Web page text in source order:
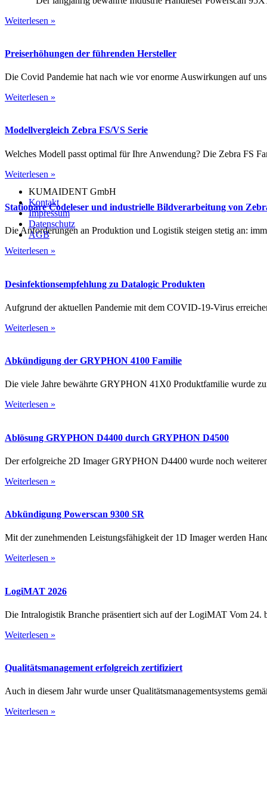
Weiterlesen »
Preiserhöhungen der führenden Hersteller
Die Covid Pandemie hat nach wie vor enorme Auswirkungen auf
Weiterlesen »
Modellvergleich Zebra FS/VS Serie
Welches Modell passt optimal für Ihre Anwendung? Die Zebra FS
Weiterlesen »
Stationäre Codeleser und industrielle Bildverarbeitung von
Die Anforderungen an Produktion und Logistik steigen stetig an:
Weiterlesen »
Desinfektionsempfehlung zu Datalogic Produkten
Aufgrund der aktuellen Pandemie mit dem COVID-19-Virus
Weiterlesen »
Abkündigung der GRYPHON 4100 Familie
Die viele Jahre bewährte GRYPHON 41X0 Produktfamilie wurde
Weiterlesen »
Ablösung GRYPHON D4400 durch GRYPHON D4500
Der erfolgreiche 2D Imager GRYPHON D4400 wurde noch
Weiterlesen »
Abkündigung Powerscan 9300 SR
Mit der zunehmenden Leistungsfähigkeit der 1D Imager werden
Weiterlesen »
LogiMAT 2026
Die Intralogistik Branche präsentiert sich auf der LogiMAT Vom
Weiterlesen »
Qualitäts­management erfolgreich zertifiziert
Auch in diesem Jahr wurde unser Qualitäts­management­systems
Weiterlesen »
KUMAIDENT GmbH
Kontakt
Impressum
Datenschutz
AGB